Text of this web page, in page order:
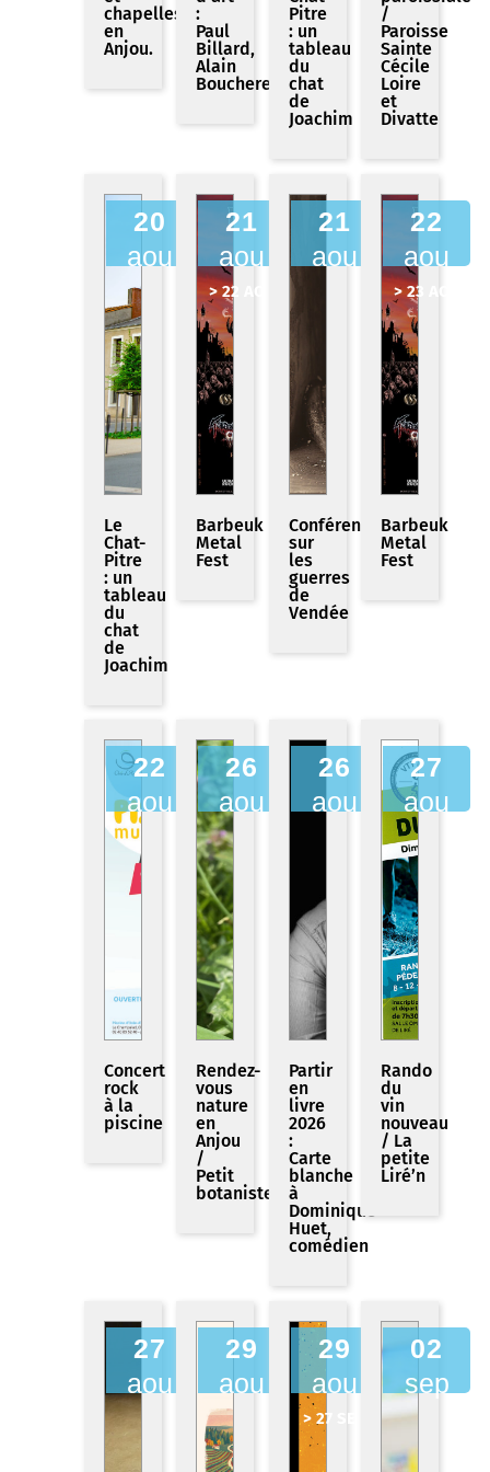
chapelles
en
Anjou.
:
Paul
Billard,
Alain
Bouchereau
Pitre
: un
tableau
du
chat
de
Joachim
/
Paroisse
Sainte
Cécile
Loire
et
Divatte
20
aou
Le
Chat-
Pitre
: un
tableau
du
chat
de
Joachim
21
aou
> 22 AOU
Barbeuk
Metal
Fest
21
aou
Conférence
sur
les
guerres
de
Vendée
22
aou
> 23 AOU
Barbeuk
Metal
Fest
22
aou
Concert
rock
à la
piscine
26
aou
Rendez-
vous
nature
en
Anjou
/
Petit
botaniste
26
aou
Partir
en
livre
2026
:
Carte
blanche
à
Dominique
Huet,
comédien
27
aou
Rando
du
vin
nouveau
/ La
petite
Liré’n
27
aou
29
aou
29
aou
> 27 SEP
02
sep